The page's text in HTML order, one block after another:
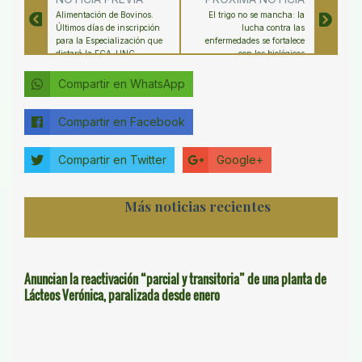
Alimentación de Bovinos.
Últimos días de inscripción
para la Especialización que
dictará la FCA-UNC
El trigo no se mancha: la
lucha contra las
enfermedades se fortalece
con los biológicos
Compartir en WhatsApp
Compartir en Facebook
Compartir en Twitter Google+
Más noticias recientes
Anuncian la reactivación “parcial y transitoria” de una planta de
Lácteos Verónica, paralizada desde enero